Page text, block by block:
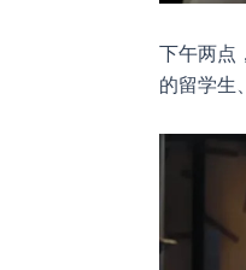
下午两点
的留学生